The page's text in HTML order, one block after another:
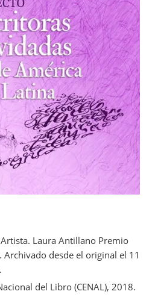
Laura Antillano Premio
Archivado desde el original el 11
del Libro (CENAL), 2018.